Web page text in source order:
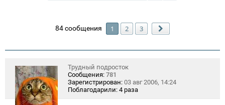
84 сообщения 1 2 3
Трудный подросток
Сообщения: 781
Зарегистрирован: 03 авг 2006, 14:24
Поблагодарили: 4 раза